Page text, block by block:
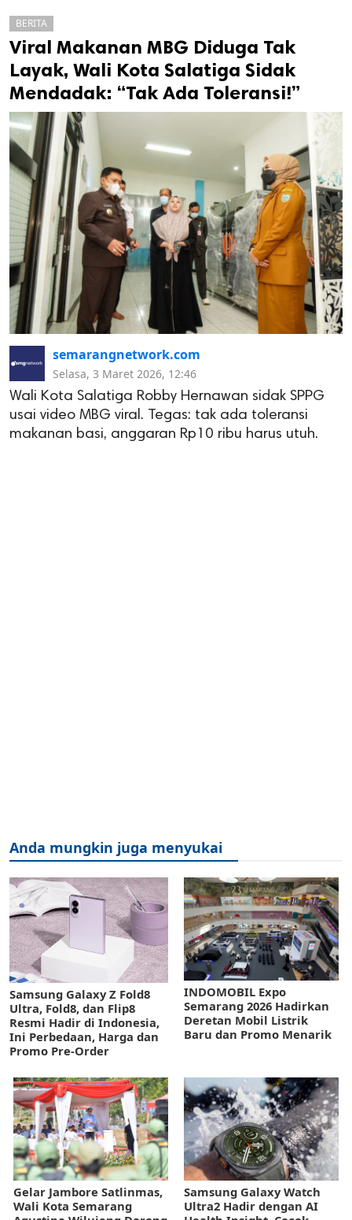
cipta.
BERITA
Viral Makanan MBG Diduga Tak
Layak, Wali Kota Salatiga Sidak
Mendadak: “Tak Ada Toleransi!”
semarangnetwork.com
Selasa, 3 Maret 2026, 12:46
Wali Kota Salatiga Robby Hernawan sidak SPPG
usai video MBG viral. Tegas: tak ada toleransi
makanan basi, anggaran Rp10 ribu harus utuh.
Anda mungkin juga menyukai
Samsung Galaxy Z Fold8
Ultra, Fold8, dan Flip8
Resmi Hadir di Indonesia,
Ini Perbedaan, Harga dan
Promo Pre-Order
INDOMOBIL Expo
Semarang 2026 Hadirkan
Deretan Mobil Listrik
Baru dan Promo Menarik
Gelar Jambore Satlinmas,
Wali Kota Semarang
Samsung Galaxy Watch
Ultra2 Hadir dengan AI